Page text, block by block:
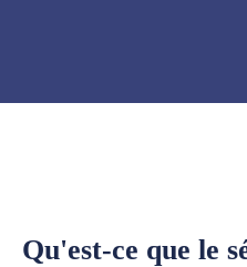
Qu'est-ce que le